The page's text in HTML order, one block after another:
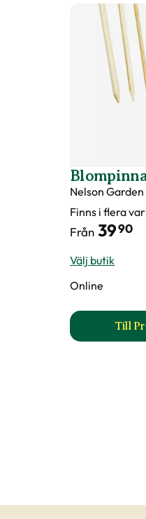
Nelson Garden
Finns i flera
Från 3990
Välj butik
Online
Till